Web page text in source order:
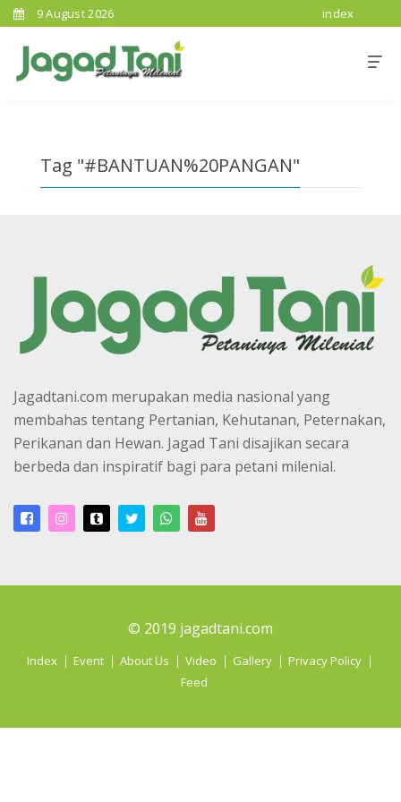
9 August 2026 index
Tag "#BANTUAN%20PANGAN"
Jagadtani.com merupakan media nasional yang
membahas tentang Pertanian, Kehutanan, Peternakan,
Perikanan dan Hewan. Jagad Tani disajikan secara
berbeda dan inspiratif bagi para petani milenial.
© 2019 jagadtani.com
Index Event About Us Video Gallery
Privacy Policy
Feed